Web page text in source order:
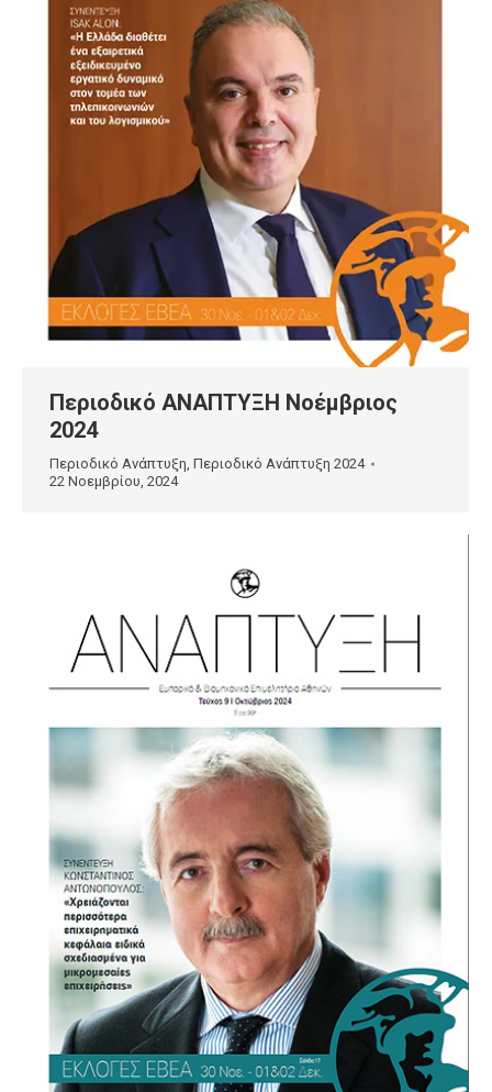
Περιοδικό ΑΝΑΠΤΥΞΗ Νοέμβριος
2024
Περιοδικό Ανάπτυξη, Περιοδικό Ανάπτυξη 2024
22 Νοεμβρίου, 2024